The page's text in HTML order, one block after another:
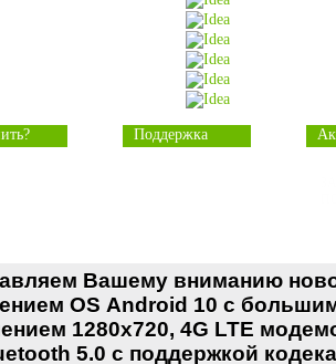
Поддержка
Вашему вниманию
OS Android 10 с
1280x720, 4G LTE
5.0 с поддержкой